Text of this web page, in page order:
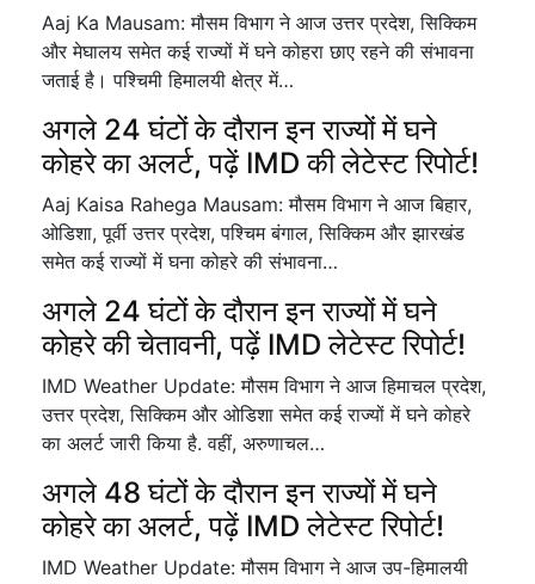
Aaj Ka Mausam: मौसम विभाग ने आज उत्तर प्रदेश, सिक्किम
और मेघालय समेत कई राज्यों में घने कोहरा छाए रहने की संभावना
जताई है। पश्चिमी हिमालयी क्षेत्र में…
अगले 24 घंटों के दौरान इन राज्यों में घने
कोहरे का अलर्ट, पढ़ें IMD की लेटेस्ट रिपोर्ट!
Aaj Kaisa Rahega Mausam: मौसम विभाग ने आज बिहार,
ओडिशा, पूर्वी उत्तर प्रदेश, पश्चिम बंगाल, सिक्किम और झारखंड
समेत कई राज्यों में घना कोहरे की संभावना…
अगले 24 घंटों के दौरान इन राज्यों में घने
कोहरे की चेतावनी, पढ़ें IMD लेटेस्ट रिपोर्ट!
IMD Weather Update: मौसम विभाग ने आज हिमाचल प्रदेश,
उत्तर प्रदेश, सिक्किम और ओडिशा समेत कई राज्यों में घने कोहरे
का अलर्ट जारी किया है. वहीं, अरुणाचल…
अगले 48 घंटों के दौरान इन राज्यों में घने
कोहरे का अलर्ट, पढ़ें IMD लेटेस्ट रिपोर्ट!
IMD Weather Update: मौसम विभाग ने आज उप-हिमालयी